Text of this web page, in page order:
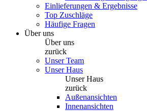
Einlieferungen & Ergebnisse
Top Zuschläge
Häufige Fragen
Über uns
Über uns
zurück
Unser Team
Unser Haus
Unser Haus
zurück
Außenansichten
Innenansichten